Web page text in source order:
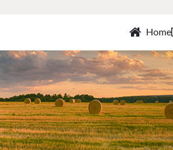
Home